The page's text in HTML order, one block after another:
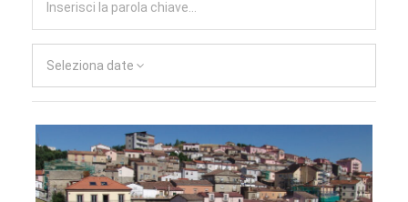
Seleziona date